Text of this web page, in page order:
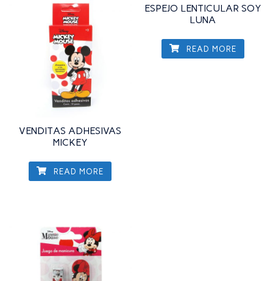
VENDITAS ADHESIVAS
MICKEY
READ MORE
ESPEJO LENTICULAR SOY
LUNA
READ MORE